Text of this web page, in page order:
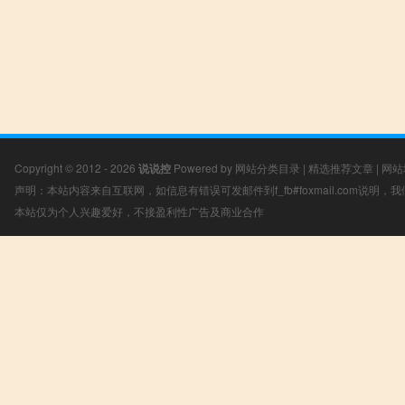
Copyright © 2012 - 2026 说说控 Powered by 网站分类目录 | 精选推荐文章 | 网
声明：本站内容来自互联网，如信息有错误可发邮件到f_fb#foxmail.com说明，
本站仅为个人兴趣爱好，不接盈利性广告及商业合作